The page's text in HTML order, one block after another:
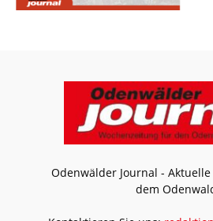
Odenwälder Journal -
dem